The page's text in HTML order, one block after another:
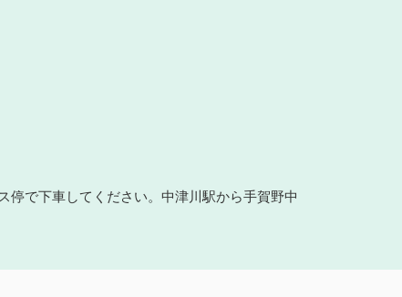
停で下車してください。中津川駅から手賀野中